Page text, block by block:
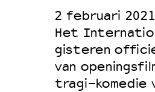
Duurzaamheid
Culturele
Ruimte voor
2 februari 2021
Het
gisteren
van
tragi-komedie